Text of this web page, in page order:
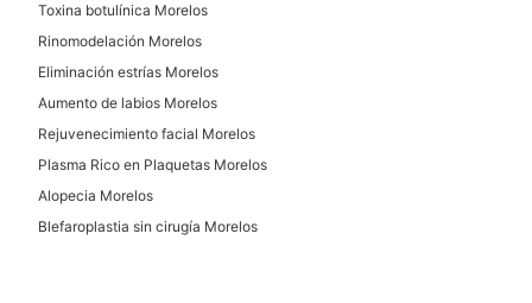
Mesoterapia
Microdermoabrasión
Radiofrecuencia
Microblading
Cavitación
Toxina botulínica Morelos
Rinomodelación Morelos
Eliminación estrías Morelos
Aumento de labios Morelos
Rejuvenecimiento facial Morelos
Plasma Rico en Plaquetas Morelos
Alopecia Morelos
Blefaroplastia sin cirugía Morelos